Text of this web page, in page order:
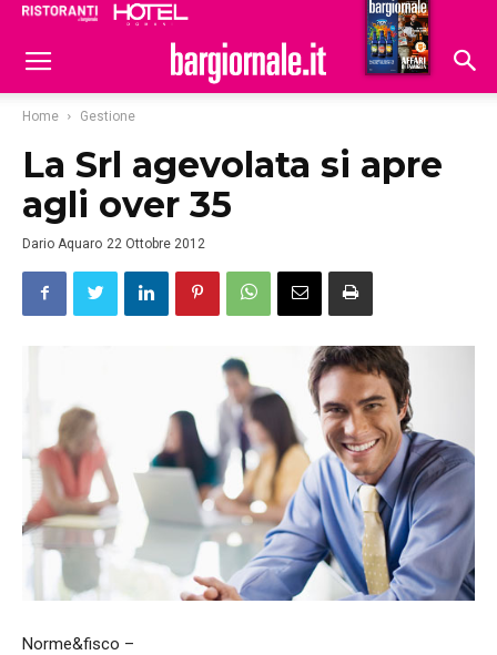
Hoteldomani
Home Gestione
La Srl agevolata si apre
agli over 35
Dario Aquaro 22 Ottobre 2012
Norme&fisco –